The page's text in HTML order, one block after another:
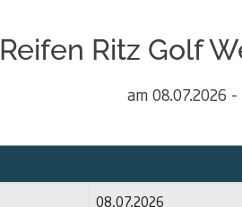
Reifen Ritz Golf
am 08.07.2026
08.07.2026